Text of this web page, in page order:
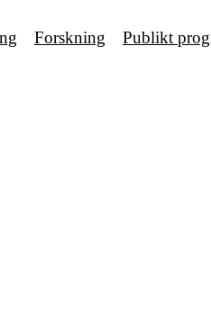
Forskning Publikt